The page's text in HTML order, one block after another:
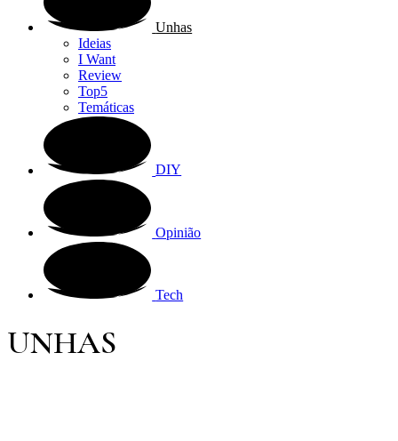
Unhas
Ideias
I Want
Review
Top5
Temáticas
DIY
Opinião
Tech
UNHAS